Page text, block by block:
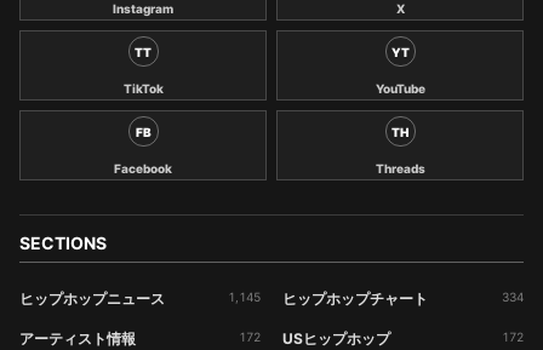
Instagram X
TT
TikTok
YT
YouTube
FB
Facebook
TH
Threads
SECTIONS
ヒップホップニュース 1,145 ヒップホップチャート 334
アーティスト情報 172 USヒップホップ 172